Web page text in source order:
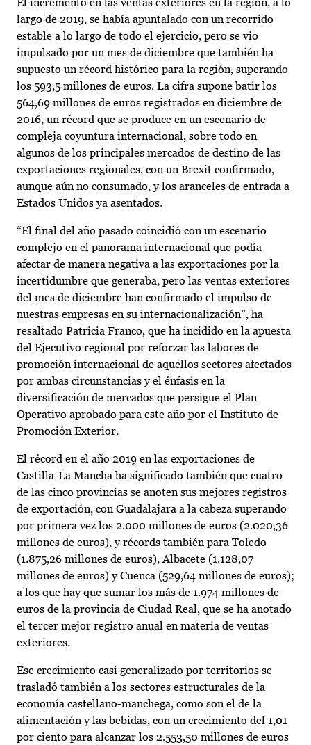
largo de 2019, se había apuntalado con un recorrido
estable a lo largo de todo el ejercicio, pero se vio
impulsado por un mes de diciembre que también ha
supuesto un récord histórico para la región, superando
los 593,5 millones de euros. La cifra supone batir los
564,69 millones de euros registrados en diciembre de
2016, un récord que se produce en un escenario de
compleja coyuntura internacional, sobre todo en
algunos de los principales mercados de destino de las
exportaciones regionales, con un Brexit confirmado,
aunque aún no consumado, y los aranceles de entrada a
Estados Unidos ya asentados.
“El final del año pasado coincidió con un escenario
complejo en el panorama internacional que podía
afectar de manera negativa a las exportaciones por la
incertidumbre que generaba, pero las ventas exteriores
del mes de diciembre han confirmado el impulso de
nuestras empresas en su internacionalización”, ha
resaltado Patricia Franco, que ha incidido en la apuesta
del Ejecutivo regional por reforzar las labores de
promoción internacional de aquellos sectores afectados
por ambas circunstancias y el énfasis en la
diversificación de mercados que persigue el Plan
Operativo aprobado para este año por el Instituto de
Promoción Exterior.
El récord en el año 2019 en las exportaciones de
Castilla-La Mancha ha significado también que cuatro
de las cinco provincias se anoten sus mejores registros
de exportación, con Guadalajara a la cabeza superando
por primera vez los 2.000 millones de euros (2.020,36
millones de euros), y récords también para Toledo
(1.875,26 millones de euros), Albacete (1.128,07
millones de euros) y Cuenca (529,64 millones de euros);
a los que hay que sumar los más de 1.974 millones de
euros de la provincia de Ciudad Real, que se ha anotado
el tercer mejor registro anual en materia de ventas
exteriores.
Ese crecimiento casi generalizado por territorios se
trasladó también a los sectores estructurales de la
economía castellano-manchega, como son el de la
alimentación y las bebidas, con un crecimiento del 1,01
por ciento para alcanzar los 2.553,50 millones de euros